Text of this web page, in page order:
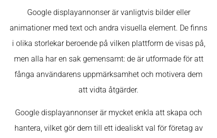
Google displayannonser är vanligtvis bilder eller
animationer med text och andra visuella element. De finns
i olika storlekar beroende på vilken plattform de visas på,
men alla har en sak gemensamt: de är utformade för att
fånga användarens uppmärksamhet och motivera dem
att vidta åtgärder.
Google displayannonser är mycket enkla att skapa och
hantera, vilket gör dem till ett idealiskt val för företag av